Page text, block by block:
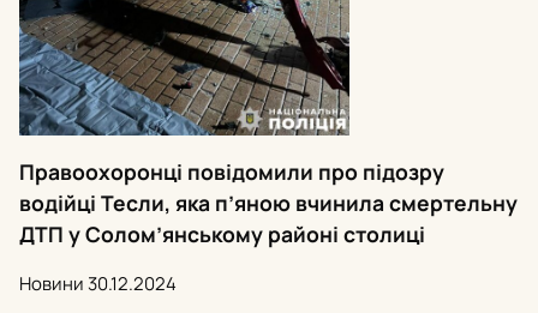
Правоохоронці повідомили про підозру
водійці Тесли, яка п’яною вчинила смертельну
ДТП у Солом’янському районі столиці
Новини 30.12.2024